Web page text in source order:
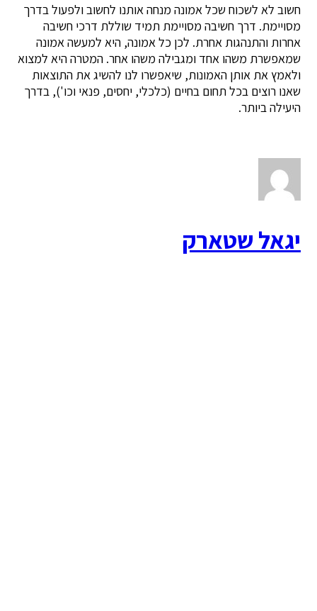
חשוב לא לשכוח שכל אמונה מנחה אותנו לחשוב ולפעול בדרך
מסויימת. דרך חשיבה מסויימת תמיד שוללת דרכי חשיבה
אחרות והתנהגות אחרת. לכן כל אמונה, היא למעשה אמונה
שמאפשרת משהו אחד ומגבילה משהו אחר. המטרה היא למצוא
ולאמץ את אותן האמונות, שיאפשרו לנו להשיג את התוצאות
שאנו רוצים בכל תחום בחיים (כלכלי, יחסים, פנאי וכו'), בדרך
היעילה ביותר.
יגאל שטארק